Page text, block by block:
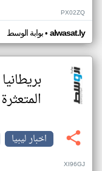
PX02ZQ
بوابة الوسط• alwasat.ly
اخبار ليبيا
XI96GJ